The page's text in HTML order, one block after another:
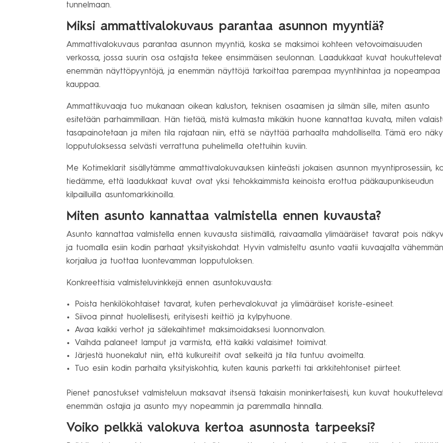
tunnelmaan.
Miksi ammattivalokuvaus parantaa asunnon myyntiä?
Ammattivalokuvaus parantaa asunnon myyntiä, koska se maksimoi kohteen vetovoimaisuuden
verkossa, jossa suurin osa ostajista tekee ensimmäisen seulonnan. Laadukkaat kuvat houkuttelevat
enemmän näyttöpyyntöjä, ja enemmän näyttöjä tarkoittaa parempaa myyntihintaa ja nopeampaa
kauppaa.
Ammattikuvaaja tuo mukanaan oikean kaluston, teknisen osaamisen ja silmän sille, miten asunto
esitetään parhaimmillaan. Hän tietää, mistä kulmasta mikäkin huone kannattaa kuvata, miten
tasapainotetaan ja miten tila rajataan niin, että se näyttää parhaalta mahdolliselta. Tämä ero
lopputuloksessa selvästi verrattuna puhelimella otettuihin kuviin.
Me Kotimeklarit sisällytämme ammattivalokuvauksen kiinteästi jokaisen asunnon myyntiprosessiin,
tiedämme, että laadukkaat kuvat ovat yksi tehokkaimmista keinoista erottua pääkaupunkiseudun
kilpailluilla asuntomarkkinoilla.
Miten asunto kannattaa valmistella ennen kuvausta?
Asunto kannattaa valmistella ennen kuvausta siistimällä, raivaamalla ylimääräiset tavarat pois
ja tuomalla esiin kodin parhaat yksityiskohdat. Hyvin valmisteltu asunto vaatii kuvaajalta vähemmän
korjailua ja tuottaa luontevamman lopputuloksen.
Konkreettisia valmisteluvinkkejä ennen asuntokuvausta:
Poista henkilökohtaiset tavarat, kuten perhevalokuvat ja ylimääräiset koriste-esineet.
Siivoa pinnat huolellisesti, erityisesti keittiö ja kylpyhuone.
Avaa kaikki verhot ja sälekaihtimet maksimoidaksesi luonnonvalon.
Vaihda palaneet lamput ja varmista, että kaikki valaisimet toimivat.
Järjestä huonekalut niin, että kulkureitit ovat selkeitä ja tila tuntuu avoimelta.
Tuo esiin kodin parhaita yksityiskohtia, kuten kaunis parketti tai arkkitehtoniset piirteet.
Pienet panostukset valmisteluun maksavat itsensä takaisin moninkertaisesti, kun kuvat
enemmän ostajia ja asunto myy nopeammin ja paremmalla hinnalla.
Voiko pelkkä valokuva kertoa asunnosta tarpeeksi?